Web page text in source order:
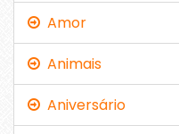
Amor
Animais
Aniversário